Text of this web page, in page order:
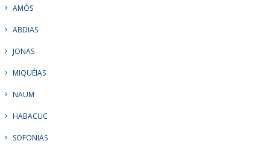
AMÓS
ABDIAS
JONAS
MIQUÉIAS
NAUM
HABACUC
SOFONIAS